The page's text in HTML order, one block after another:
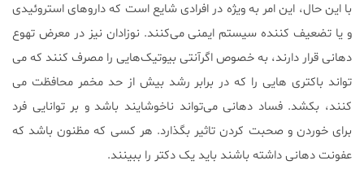
با این حال، این امر به ویژه در افرادی شایع است که داروهای استروئیدی
و یا تضعیف کننده سیستم ایمنی می‌کنند. نوزادان نیز در معرض تهوع
دهانی قرار دارند، به خصوص اگرآنتی بیوتیک‌هایی را مصرف کنند که می
تواند باکتری هایی را که در برابر رشد بیش از حد مخمر محافظت می
کنند، بکشد. فساد دهانی می‌تواند ناخوشایند باشد و بر توانایی فرد
برای خوردن و صحبت کردن تاثیر بگذارد. هر کسی که مظنون باشد که
عفونت دهانی داشته باشند باید یک دکتر را ببینند.